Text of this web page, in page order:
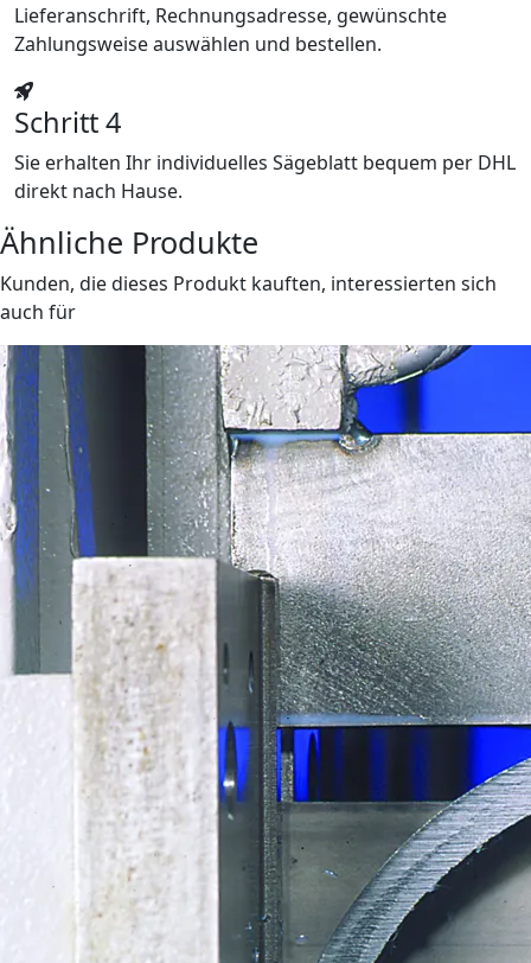
Lieferanschrift, Rechnungsadresse, gewünschte
Zahlungsweise auswählen und bestellen.
Schritt 4
Sie erhalten Ihr individuelles Sägeblatt bequem per DHL
direkt nach Hause.
Ähnliche Produkte
Kunden, die dieses Produkt kauften, interessierten sich
auch für